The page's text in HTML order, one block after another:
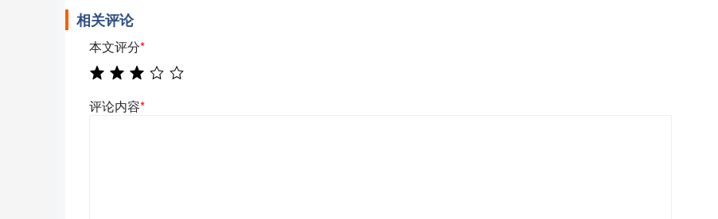
相关评论
本文评分*
评论内容*